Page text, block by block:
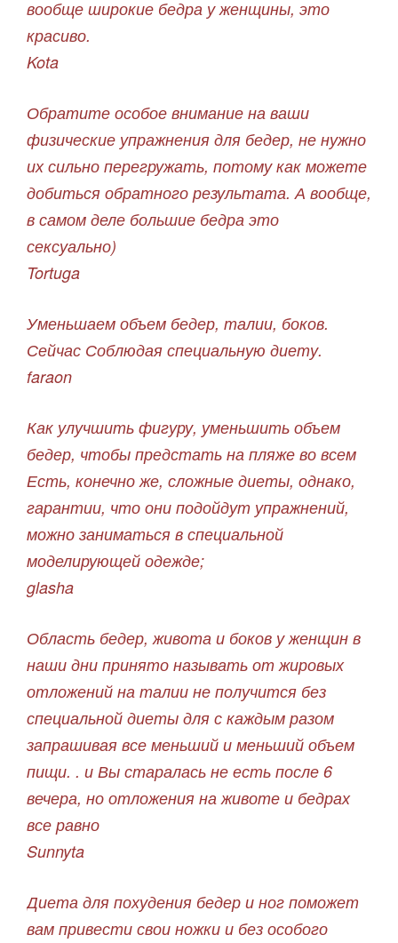
вообще широкие бедра у женщины, это
красиво.
Kota
Обратите особое внимание на ваши
физические упражнения для бедер, не нужно
их сильно перегружать, потому как можете
добиться обратного результата. А вообще,
в самом деле большие бедра это
сексуально)
Tortuga
Уменьшаем объем бедер, талии, боков.
Сейчас Соблюдая специальную диету.
faraon
Как улучшить фигуру, уменьшить объем
бедер, чтобы предстать на пляже во всем
Есть, конечно же, сложные диеты, однако,
гарантии, что они подойдут упражнений,
можно заниматься в специальной
моделирующей одежде;
glasha
Область бедер, живота и боков у женщин в
наши дни принято называть от жировых
отложений на талии не получится без
специальной диеты для с каждым разом
запрашивая все меньший и меньший объем
пищи. . и Вы старалась не есть после 6
вечера, но отложения на животе и бедрах
все равно
Sunnyta
Диета для похудения бедер и ног поможет
вам привести свои ножки и без особого